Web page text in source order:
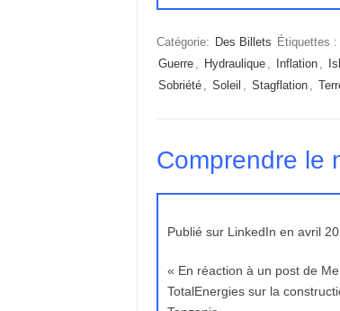
Catégorie: Des Billets Étiquettes :
Guerre
Hydraulique Inflation
Sobriété
Soleil Stagflation
Comprendre le
Publié sur LinkedIn en avril
« En réaction à un post de
TotalEnergies sur la